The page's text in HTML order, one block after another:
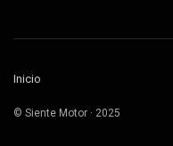
Inicio
© Siente Motor · 2025